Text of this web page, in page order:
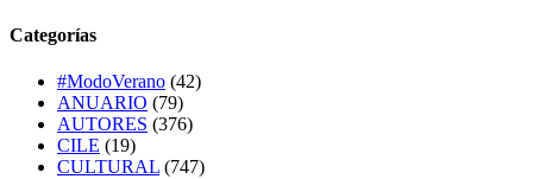
Categorías
#ModoVerano (42)
ANUARIO (79)
AUTORES (376)
CILE (19)
CULTURAL (747)